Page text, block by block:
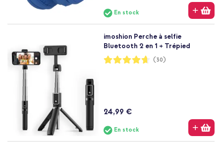
En stock
imoshion Perche à selfie
Bluetooth 2 en 1 + Trépied
Notation:
93%
(30)
24,99 €
En stock